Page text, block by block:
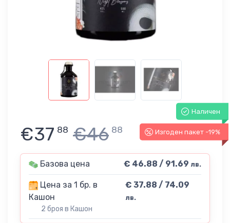
Наличен
Изгоден пакет -19%
€37 88 €46 88
Базова цена € 46.88 / 91.69 лв.
Цена за 1 бр. в
Кашон
2 броя в Кашон
€ 37.88 / 74.09
лв.